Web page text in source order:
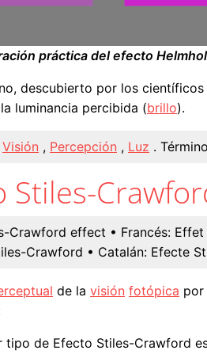
práctica del efecto
descubierto por los
luminancia percibida (brillo).
Visión , Percepción , Luz .
Stiles-
Crawford effect • Francés: Effet
Crawford • Catalán: Efecte
de la visión fotópica por
tipo de Efecto Stiles-Crawford